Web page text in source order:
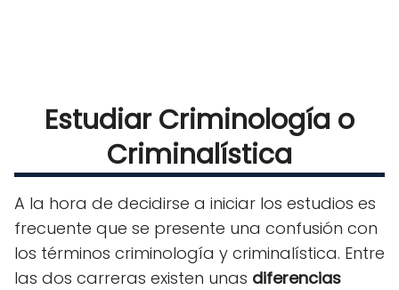
Estudiar Criminología o
Criminalística
A la hora de decidirse a iniciar los estudios es
frecuente que se presente una confusión con
los términos criminología y criminalística. Entre
las dos carreras existen unas diferencias